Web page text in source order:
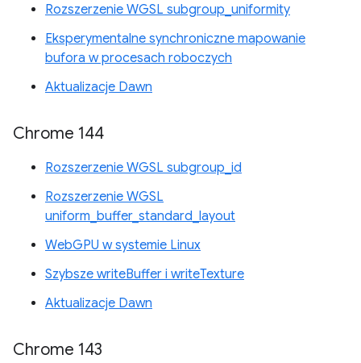
Rozszerzenie WGSL subgroup_uniformity
Eksperymentalne synchroniczne mapowanie
bufora w procesach roboczych
Aktualizacje Dawn
Chrome 144
Rozszerzenie WGSL subgroup_id
Rozszerzenie WGSL
uniform_buffer_standard_layout
WebGPU w systemie Linux
Szybsze writeBuffer i writeTexture
Aktualizacje Dawn
Chrome 143